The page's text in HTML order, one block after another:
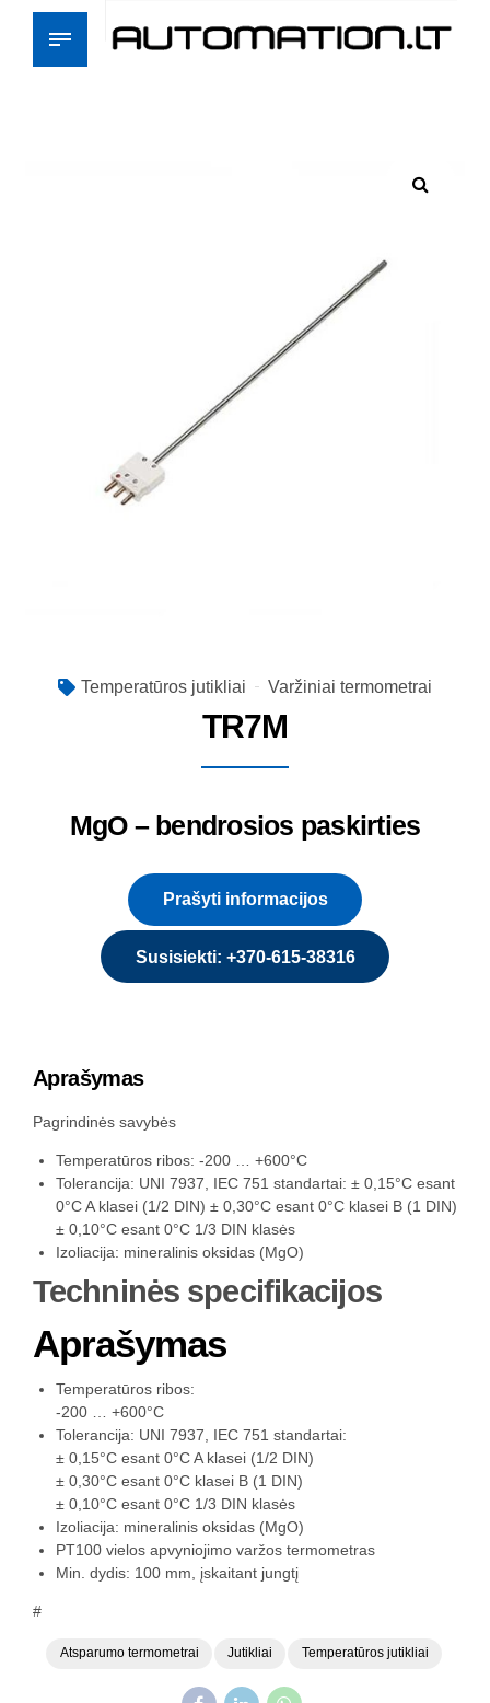
Temperatūros jutikliai Varžiniai termometrai
TR7M
MgO – bendrosios paskirties
Prašyti informacijos
Susisiekti: +370-615-38316
Aprašymas
Pagrindinės savybės
Temperatūros ribos: -200 … +600°C
Tolerancija: UNI 7937, IEC 751 standartai: ± 0,15°C esant
0°C A klasei (1/2 DIN) ± 0,30°C esant 0°C klasei B (1 DIN)
± 0,10°C esant 0°C 1/3 DIN klasės
Izoliacija: mineralinis oksidas (MgO)
Techninės specifikacijos
Aprašymas
Temperatūros ribos:
-200 … +600°C
Tolerancija: UNI 7937, IEC 751 standartai:
± 0,15°C esant 0°C A klasei (1/2 DIN)
± 0,30°C esant 0°C klasei B (1 DIN)
± 0,10°C esant 0°C 1/3 DIN klasės
Izoliacija: mineralinis oksidas (MgO)
PT100 vielos apvyniojimo varžos termometras
Min. dydis: 100 mm, įskaitant jungtį
#
Atsparumo termometrai Jutikliai Temperatūros jutikliai